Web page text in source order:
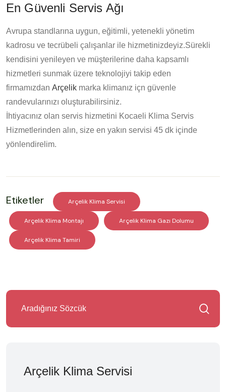
En Güvenli Servis Ağı
Avrupa standlarına uygun, eğitimli, yetenekli yönetim
kadrosu ve tecrübeli çalışanlar ile hizmetinizdeyiz.Sürekli
kendisini yenileyen ve müşterilerine daha kapsamlı
hizmetleri sunmak üzere teknolojiyi takip eden
firmamızdan Arçelik marka klimanız içn güvenle
randevularınızı oluşturabilirsiniz.
İhtiyacınız olan servis hizmetini Kocaeli Klima Servis
Hizmetlerinden alın, size en yakın servisi 45 dk içinde
yönlendirelim.
Etiketler Arçelik Klima Servisi
Arçelik Klima Montajı Arçelik Klima Gazı Dolumu
Arçelik Klima Tamiri
Arçelik Klima Servisi